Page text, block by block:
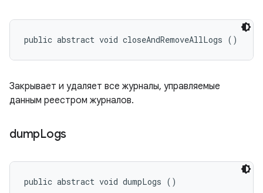
public abstract void closeAndRemoveAllLogs ()
Закрывает и удаляет все журналы, управляемые
данным реестром журналов.
dumpLogs
public abstract void dumpLogs ()